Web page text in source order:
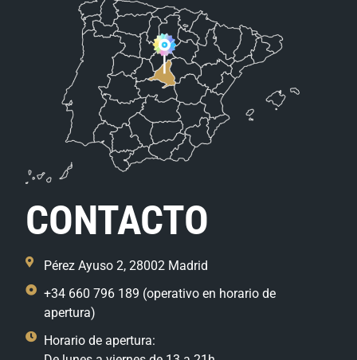
CONTACTO
Pérez Ayuso 2, 28002 Madrid
+34 660 796 189 (operativo en horario de
apertura)
Horario de apertura: